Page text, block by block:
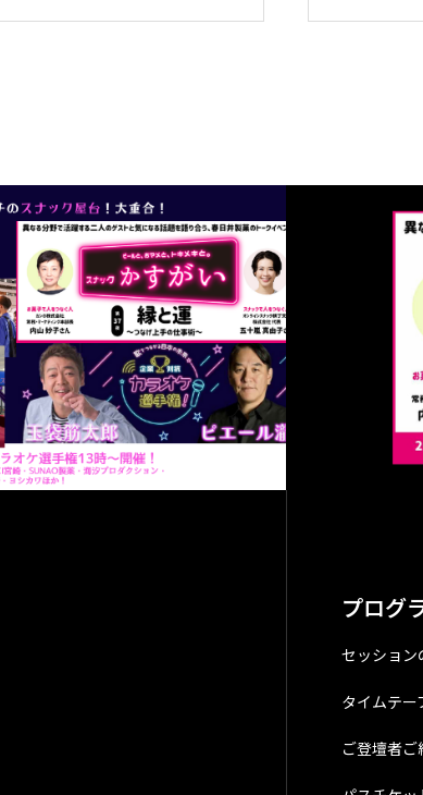
お申
アク
プラ
プログ
セッション
タイムテー
ご登壇者ご